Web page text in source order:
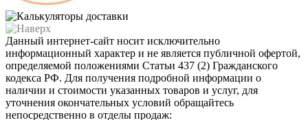
Данный интернет-сайт носит исключительно
информационный характер и не является публичной офертой,
определяемой положениями Статьи 437 (2) Гражданского
кодекса РФ. Для получения подробной информации о
наличии и стоимости указанных товаров и услуг, для
уточнения окончательных условий обращайтесь
непосредственно в отделы продаж: